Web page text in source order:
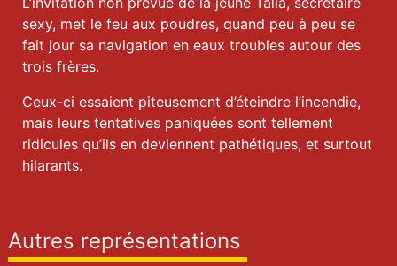
sexy, met le feu aux poudres, quand peu à peu se
fait jour sa navigation en eaux troubles autour des
trois frères.
Ceux-ci essaient piteusement d’éteindre l’incendie,
mais leurs tentatives paniquées sont tellement
ridicules qu’ils en deviennent pathétiques, et surtout
hilarants.
Autres représentations